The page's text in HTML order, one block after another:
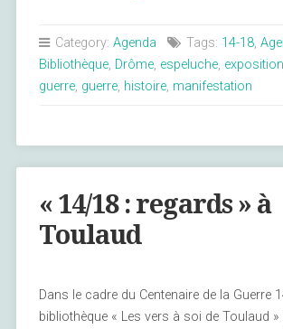
Guerre
Category: Agenda Tags: 14-18,
Bibliothèque, Drôme, espeluche, exposition
guerre, guerre, histoire, manifestation
« 14/18 : regards » à
Toulaud
Dans le cadre du Centenaire de la Guerre
bibliothèque « Les vers à soi de Toulaud